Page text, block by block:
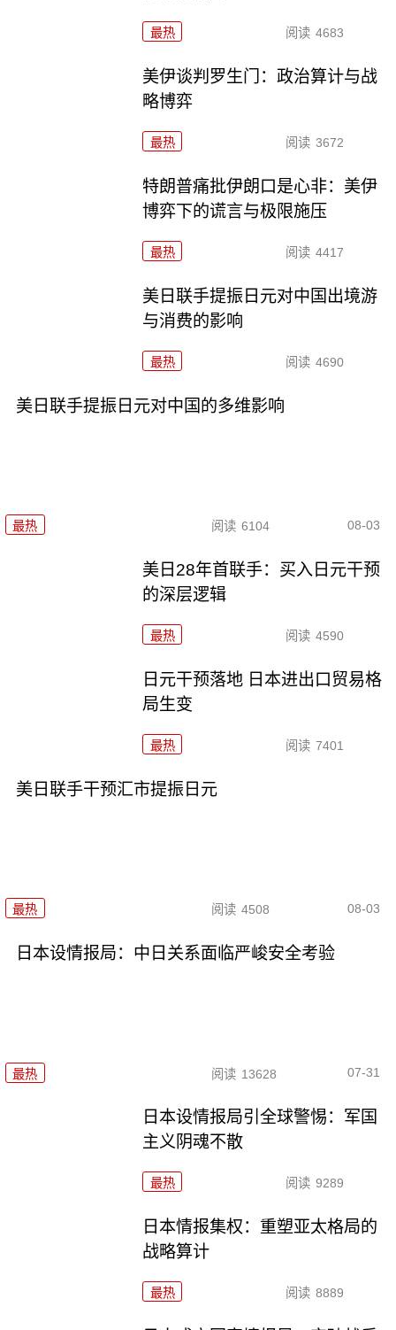
最热 阅读 4683
美伊谈判罗生门：政治算计与战
略博弈
最热 阅读 3672
特朗普痛批伊朗口是心非：美伊
博弈下的谎言与极限施压
最热 阅读 4417
美日联手提振日元对中国出境游
与消费的影响
最热 阅读 4690
美日联手提振日元对中国的多维影响
最热 阅读 6104 08-03
美日28年首联手：买入日元干预
的深层逻辑
最热 阅读 4590
日元干预落地 日本进出口贸易格
局生变
最热 阅读 7401
美日联手干预汇市提振日元
最热 阅读 4508 08-03
日本设情报局：中日关系面临严峻安全考验
最热 阅读 13628 07-31
日本设情报局引全球警惕：军国
主义阴魂不散
最热 阅读 9289
日本情报集权：重塑亚太格局的
战略算计
最热 阅读 8889